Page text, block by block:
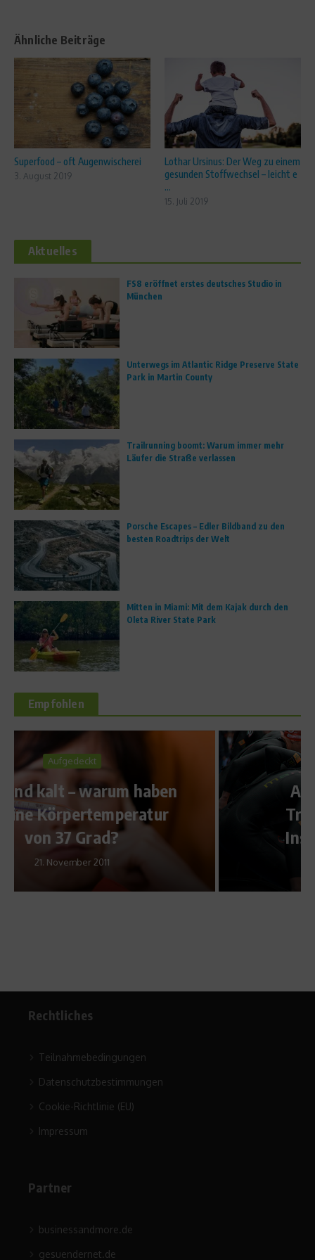
Ähnliche Beiträge
Superfood – oft Augenwischerei
3. August 2019
Lothar Ursinus: Der Weg zu einem
gesunden Stoffwechsel – leicht e
...
15. Juli 2019
Aktuelles
FS8 eröffnet erstes deutsches Studio in
München
Unterwegs im Atlantic Ridge Preserve State
Park in Martin County
Trailrunning boomt: Warum immer mehr
Läufer die Straße verlassen
Porsche Escapes – Edler Bildband zu den
besten Roadtrips der Welt
Mitten in Miami: Mit dem Kajak durch den
Oleta River State Park
Empfohlen
Abnehmkonzept für
Triathleten – Auf den
Insulinspiegel achten
Rechtliches
Teilnahmebedingungen
Datenschutzbestimmungen
Cookie-Richtlinie (EU)
Impressum
Partner
businessandmore.de
gesuendernet.de